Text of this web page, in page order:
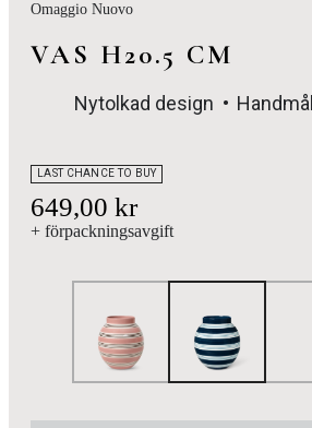
Omaggio Nuovo
VAS H20.5 CM
Nytolkad design
LAST CHANCE TO BUY
649,00 kr
+ förpackningsavgift